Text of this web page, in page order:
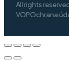
All rights
VOPOchrana